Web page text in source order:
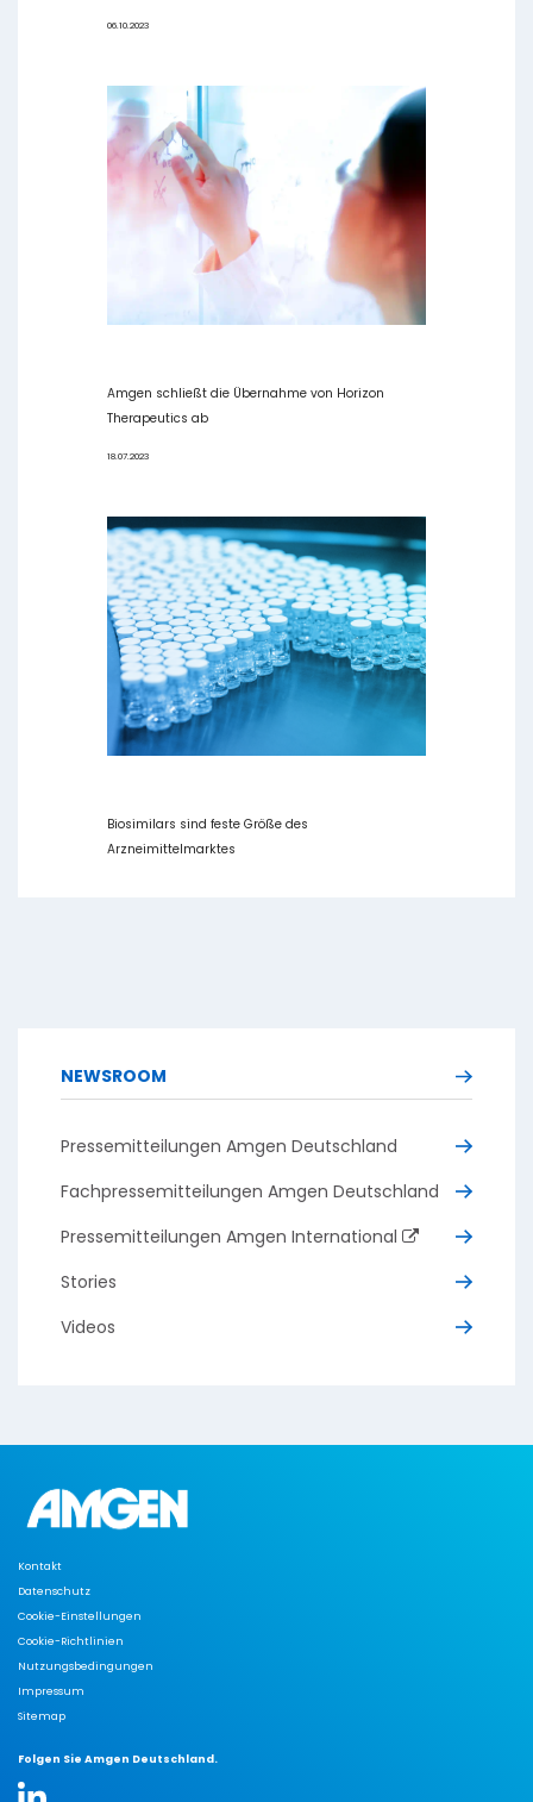
06.10.2023
Amgen schließt die Übernahme von Horizon
Therapeutics ab
18.07.2023
Biosimilars sind feste Größe des
Arzneimittelmarktes
NEWSROOM
Pressemitteilungen Amgen Deutschland
Fachpressemitteilungen Amgen Deutschland
Pressemitteilungen Amgen International
Stories
Videos
Kontakt
Datenschutz
Cookie-Einstellungen
Cookie-Richtlinien
Nutzungsbedingungen
Impressum
Sitemap
Folgen Sie Amgen Deutschland.